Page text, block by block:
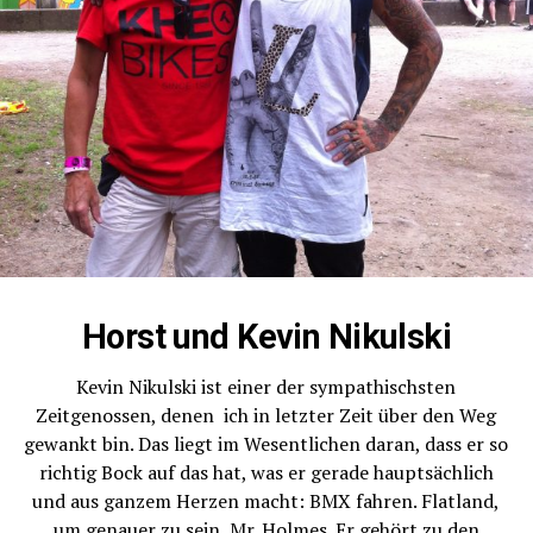
All righty, Männers,
Horst und Kevin Nikulski
Kevin Nikulski ist einer der sympathischsten
Zeitgenossen, denen ich in letzter Zeit über den Weg
gewankt bin. Das liegt im Wesentlichen daran, dass er so
richtig Bock auf das hat, was er gerade hauptsächlich
und aus ganzem Herzen macht: BMX fahren. Flatland,